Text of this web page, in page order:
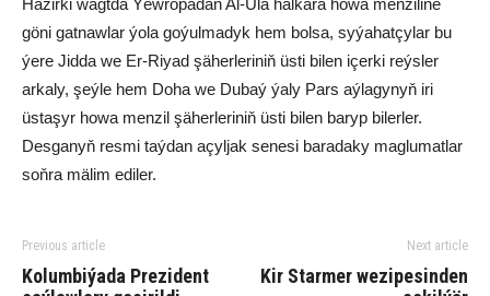
göni gatnawlar ýola goýulmadyk hem bolsa, syýahatçylar bu
ýere Jidda we Er-Riyad şäherleriniň üsti bilen içerki reýsler
arkaly, şeýle hem Doha we Dubaý ýaly Pars aýlagynyň iri
üstaşyr howa menzil şäherleriniň üsti bilen baryp bilerler.
Desganyň resmi taýdan açyljak senesi baradaky maglumatlar
soňra mälim ediler.
Previous article
Kolumbiýada Prezident
Next article
Kir Starmer wezipesinden